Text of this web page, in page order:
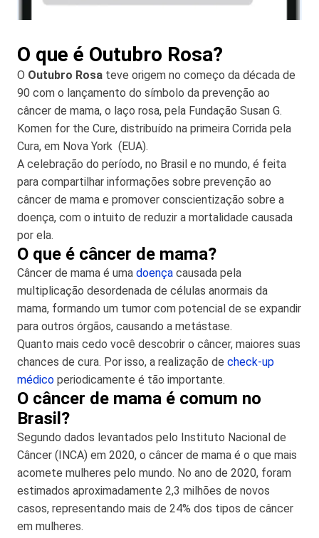
O que é Outubro Rosa?
O Outubro Rosa teve origem no começo da década de
90 com o lançamento do símbolo da prevenção ao
câncer de mama, o laço rosa, pela Fundação Susan G.
Komen for the Cure, distribuído na primeira Corrida pela
Cura, em Nova York (EUA).
A celebração do período, no Brasil e no mundo, é feita
para compartilhar informações sobre prevenção ao
câncer de mama e promover conscientização sobre a
doença, com o intuito de reduzir a mortalidade causada
por ela.
O que é câncer de mama?
Câncer de mama é uma doença causada pela
multiplicação desordenada de células anormais da
mama, formando um tumor com potencial de se expandir
para outros órgãos, causando a metástase.
Quanto mais cedo você descobrir o câncer, maiores suas
chances de cura. Por isso, a realização de check-up
médico periodicamente é tão importante.
O câncer de mama é comum no
Brasil?
Segundo dados levantados pelo Instituto Nacional de
Câncer (INCA) em 2020, o câncer de mama é o que mais
acomete mulheres pelo mundo. No ano de 2020, foram
estimados aproximadamente 2,3 milhões de novos
casos, representando mais de 24% dos tipos de câncer
em mulheres.